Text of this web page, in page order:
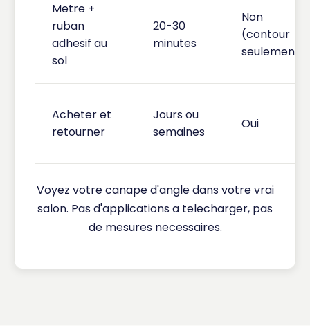
Metre +
ruban
adhesif au
sol
20-30
minutes
Non
(contour
seulement)
Acheter et
retourner
Jours ou
semaines
Oui
Voyez votre canape d'angle dans votre vrai
salon. Pas d'applications a telecharger, pas
de mesures necessaires.